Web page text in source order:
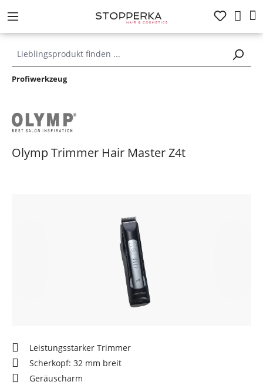
springen
Profiwerkzeug
Olymp Trimmer Hair Master Z4t
Leistungsstarker Trimmer
Scherkopf: 32 mm breit
Geräuscharm